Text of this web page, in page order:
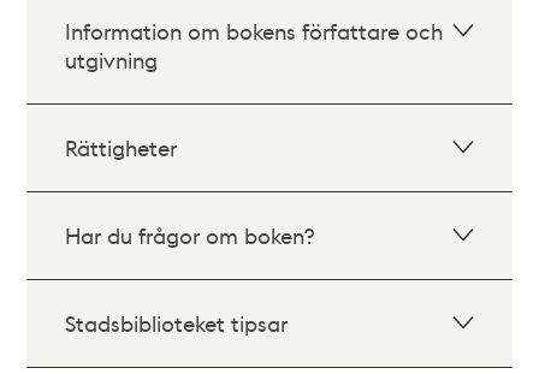
Information om bokens författare och
utgivning
Rättigheter
Har du frågor om boken?
Stadsbiblioteket tipsar